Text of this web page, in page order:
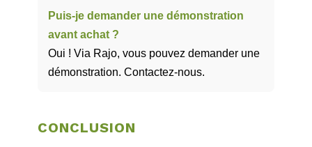
Puis‑je demander une démonstration
avant achat ?
Oui ! Via Rajo, vous pouvez demander une
démonstration. Contactez‑nous.
CONCLUSION